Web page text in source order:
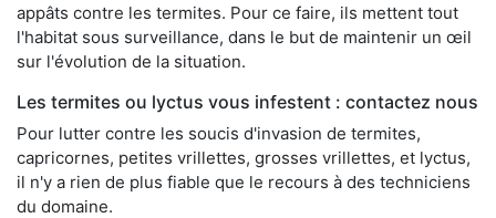
appâts contre les termites. Pour ce faire, ils mettent tout
l'habitat sous surveillance, dans le but de maintenir un œil
sur l'évolution de la situation.
Les termites ou lyctus vous infestent : contactez nous
Pour lutter contre les soucis d'invasion de termites,
capricornes, petites vrillettes, grosses vrillettes, et lyctus,
il n'y a rien de plus fiable que le recours à des techniciens
du domaine.